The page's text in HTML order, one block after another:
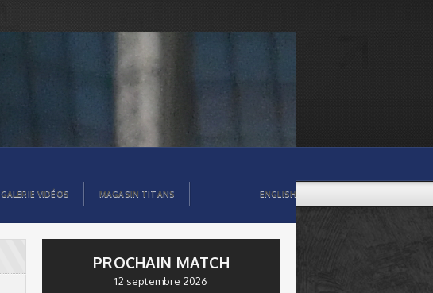
GALERIE VIDÉOS MAGASIN TITANS ENGLISH
PROCHAIN MATCH
12 septembre 2026